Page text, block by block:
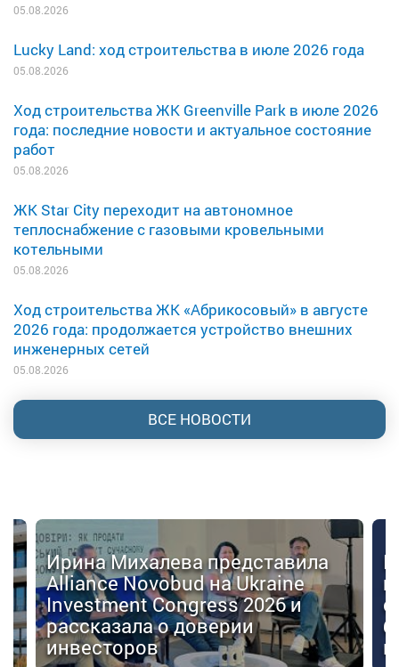
05.08.2026
Lucky Land: ход строительства в июле 2026 года
05.08.2026
Ход строительства ЖК Greenville Park в июле 2026
года: последние новости и актуальное состояние
работ
05.08.2026
ЖК Star City переходит на автономное
теплоснабжение с газовыми кровельными
котельными
05.08.2026
Ход строительства ЖК «Абрикосовый» в августе
2026 года: продолжается устройство внешних
инженерных сетей
05.08.2026
ВСЕ НОВОСТИ
Ирина Михалева представила
Alliance Novobud на Ukraine
Investment Congress 2026 и
рассказала о доверии
инвесторов